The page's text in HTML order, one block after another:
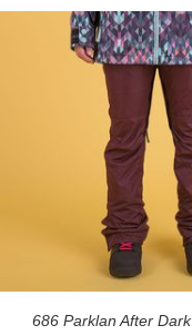
686 Parklan After